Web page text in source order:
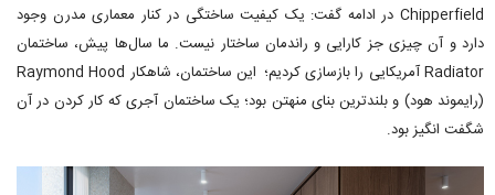
Chipperfield در ادامه گفت: یک کیفیت ساختگی در کنار معماری مدرن وجود
دارد و آن چیزی جز کارایی و راندمان ساختار نیست. ما سال‌ها پیش، ساختمان
Radiator آمریکایی را بازسازی کردیم؛ این ساختمان، شاهکار Raymond Hood
(رایموند هود) و بلندترین بنای منهتن بود؛ یک ساختمان آجری که کار کردن در آن
شگفت انگیز بود.